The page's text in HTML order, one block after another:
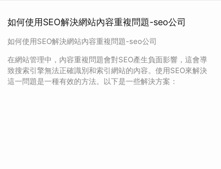
如何使用SEO解決網站內容重複問題-seo公司
如何使用SEO解決網站內容重複問題-seo公司
在網站管理中，內容重複問題會對SEO產生負面影響，這會導
致搜索引擎無法正確識別和索引網站的內容。使用SEO來解決
這一問題是一種有效的方法。以下是一些解決方案：